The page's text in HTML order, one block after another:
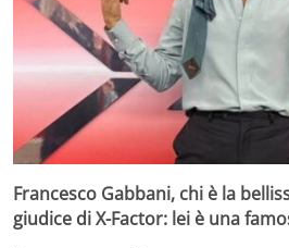
Francesco Gabbani, chi è la
giudice di X-Factor: lei è una